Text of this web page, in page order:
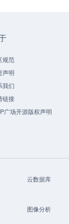
规范
声明
我们
链接
广场开源版权声明
云数据库
图像分析